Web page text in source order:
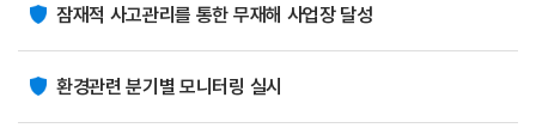
잠재적 사고관리를 통한 무재해 사업장 달성
환경관련 분기별 모니터링 실시